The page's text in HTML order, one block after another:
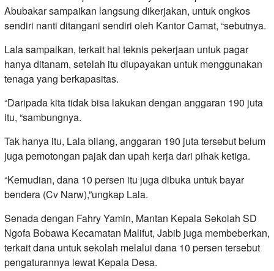
Abubakar sampaikan langsung dikerjakan, untuk ongkos
sendiri nanti ditangani sendiri oleh Kantor Camat, “sebutnya.
Lala sampaikan, terkait hal teknis pekerjaan untuk pagar
hanya ditanam, setelah itu diupayakan untuk menggunakan
tenaga yang berkapasitas.
“Daripada kita tidak bisa lakukan dengan anggaran 190 juta
itu, “sambungnya.
Tak hanya itu, Lala bilang, anggaran 190 juta tersebut belum
juga pemotongan pajak dan upah kerja dari pihak ketiga.
“Kemudian, dana 10 persen itu juga dibuka untuk bayar
bendera (Cv Narw),”ungkap Lala.
Senada dengan Fahry Yamin, Mantan Kepala Sekolah SD
Ngofa Bobawa Kecamatan Malifut, Jabib juga membeberkan,
terkait dana untuk sekolah melalui dana 10 persen tersebut
pengaturannya lewat Kepala Desa.